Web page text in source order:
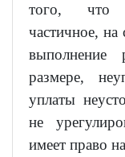
того, что
частичное,
размере,
уплаты
не
имеет право